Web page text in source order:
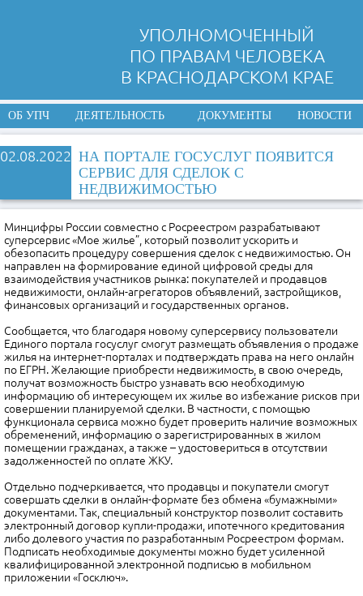
УПОЛНОМОЧЕННЫЙ
ПО ПРАВАМ ЧЕЛОВЕКА
В КРАСНОДАРСКОМ КРАЕ
ОБ УПЧ ДЕЯТЕЛЬНОСТЬ ДОКУМЕНТЫ НОВОСТИ
02.08.2022 НА ПОРТАЛЕ ГОСУСЛУГ ПОЯВИТСЯ
СЕРВИС ДЛЯ СДЕЛОК С
НЕДВИЖИМОСТЬЮ
Минцифры России совместно с Росреестром разрабатывают
суперсервис «Мое жилье”, который позволит ускорить и
обезопасить процедуру совершения сделок с недвижимостью. Он
направлен на формирование единой цифровой среды для
взаимодействия участников рынка: покупателей и продавцов
недвижимости, онлайн-агрегаторов объявлений, застройщиков,
финансовых организаций и государственных органов.
Сообщается, что благодаря новому суперсервису пользователи
Единого портала госуслуг смогут размещать объявления о продаже
жилья на интернет-порталах и подтверждать права на него онлайн
по ЕГРН. Желающие приобрести недвижимость, в свою очередь,
получат возможность быстро узнавать всю необходимую
информацию об интересующем их жилье во избежание рисков при
совершении планируемой сделки. В частности, с помощью
функционала сервиса можно будет проверить наличие возможных
обременений, информацию о зарегистрированных в жилом
помещении гражданах, а также – удостовериться в отсутствии
задолженностей по оплате ЖКУ.
Отдельно подчеркивается, что продавцы и покупатели смогут
совершать сделки в онлайн-формате без обмена «бумажными»
документами. Так, специальный конструктор позволит составить
электронный договор купли-продажи, ипотечного кредитования
либо долевого участия по разработанным Росреестром формам.
Подписать необходимые документы можно будет усиленной
квалифицированной электронной подписью в мобильном
приложении «Госключ».